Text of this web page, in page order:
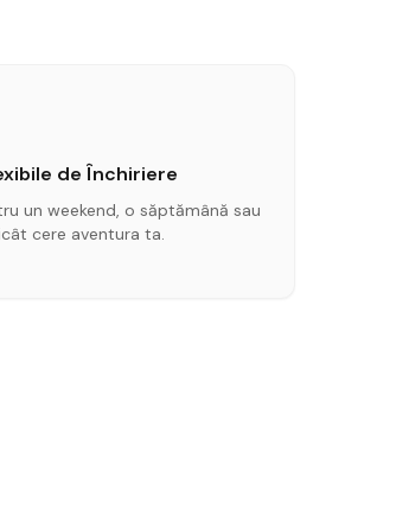
de Închiriere
un weekend, o săptămână sau
cere aventura ta.